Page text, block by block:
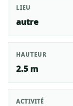
LIEU
autre
HAUTEUR
2.5 m
ACTIVITÉ